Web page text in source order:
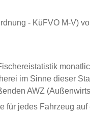
- KüFVO M-V)
im Sinne dieser
AWZ
jedes Fahrzeug